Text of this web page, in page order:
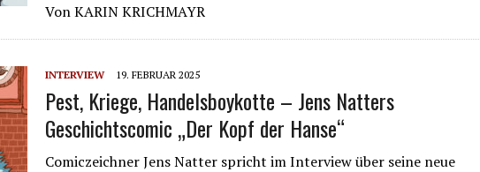
Von KARIN KRICHMAYR
INTERVIEW 19. FEBRUAR 2025
Pest, Kriege, Handelsboykotte – Jens Natters
Geschichtscomic „Der Kopf der Hanse“
Comiczeichner Jens Natter spricht im Interview über seine neue